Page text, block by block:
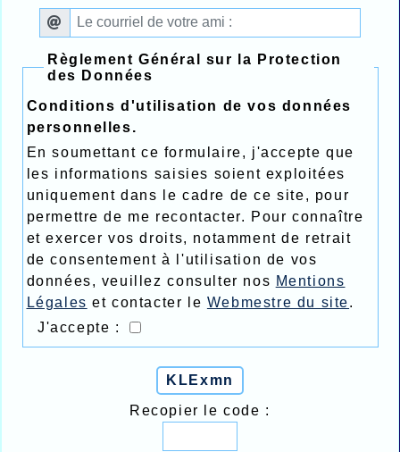
Règlement Général sur la Protection
des Données
Conditions d'utilisation de vos données
personnelles.
En soumettant ce formulaire, j'accepte que
les informations saisies soient exploitées
uniquement dans le cadre de ce site, pour
permettre de me recontacter. Pour connaître
et exercer vos droits, notamment de retrait
de consentement à l'utilisation de vos
données, veuillez consulter nos Mentions
Légales et contacter le Webmestre du site.
J'accepte :
KLExmn
Recopier le code :